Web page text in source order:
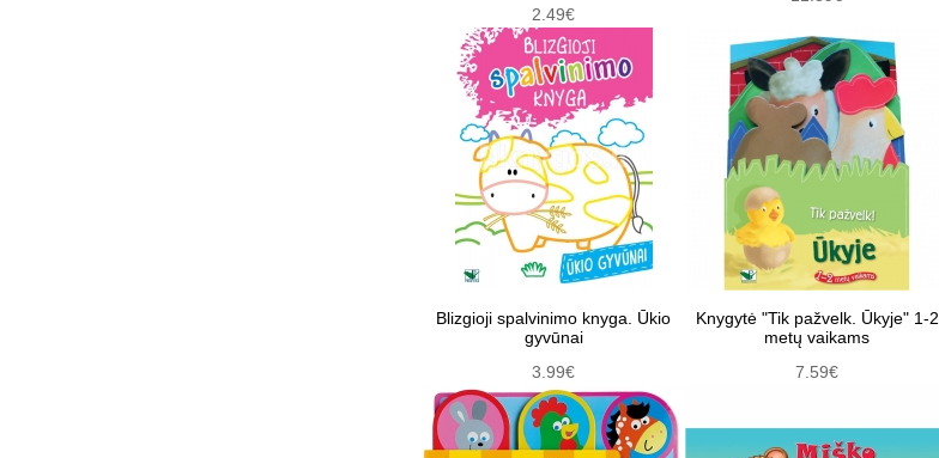
2.49€
Blizgioji spalvinimo knyga. Ūkio
gyvūnai
3.99€
Knygytė "Tik pažvelk. Ūkyje" 1-2
metų vaikams
7.59€